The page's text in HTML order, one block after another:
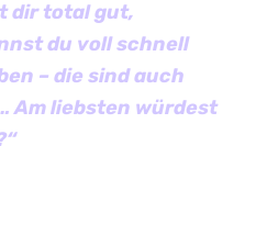
dir total gut,
du voll schnell
– die sind auch
Am liebsten würdest